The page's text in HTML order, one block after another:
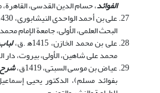
الفوائد، حسام الدین القدسی،
علی بن أحمد الواحدی النیشابوری، 1430ق،
البحث العلمی، الأولی، جامعة الإمام
علی بن محمد الخازن، 1415‌ه‍‍ .ق،
محمد علی شاهین، الأولی، بیروت، دار
عیاض بن موسی السبتی، 1419‌ق،
بفوائد مسلم)، الدکتور یحیی